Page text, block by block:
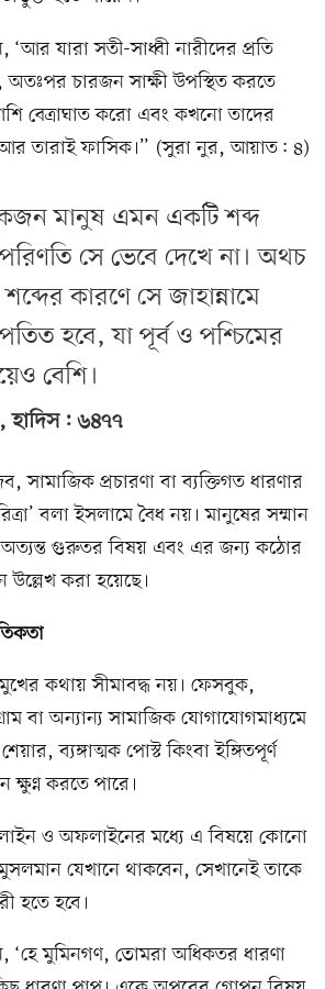
যারা সতী-সাধ্বী নারীদের প্রতি
চারজন সাক্ষী উপস্থিত করতে
বেত্রাঘাত করো এবং কখনো তাদের
আর তারাই ফাসিক।” (সুরা নুর, আয়াত: ৪)
মানুষ এমন একটি শব্দ
সে ভেবে দেখে না। অথচ
কারণে সে জাহান্নামে
হবে, যা পূর্ব ও পশ্চিমের
বেশি।
হাদিস: ৬৪৭৭
প্রচারণা বা ব্যক্তিগত ধারণার
বলা ইসলামে বৈধ নয়। মানুষের সম্মান
গুরুতর বিষয় এবং এর জন্য কঠোর
করা হয়েছে।
কথায় সীমাবদ্ধ নয়। ফেসবুক,
বা অন্যান্য সামাজিক যোগাযোগমাধ্যমে
ব্যঙ্গাত্মক পোস্ট কিংবা ইঙ্গিতপূর্ণ
ক্ষুণ্ন করতে পারে।
ও অফলাইনের মধ্যে এ বিষয়ে কোনো
যেখানে থাকবেন, সেখানেই তাকে
হতে হবে।
‘হে মুমিনগণ, তোমরা অধিকতর ধারণা